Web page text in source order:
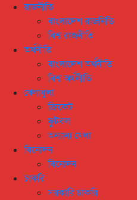
রাজনীতি
বাংলাদেশ রাজনিতি
বিশ্ব রাজনীতি
অর্থনীতি
বাংলাদেশ অর্থনীতি
বিশ্ব অর্থনীতি
খেলাধুলা
ক্রিকেট
ফুটবল
অন্যান্য খেলা
বিনোদন
বিনোদন
চাকরি
সরকারি চাকরি